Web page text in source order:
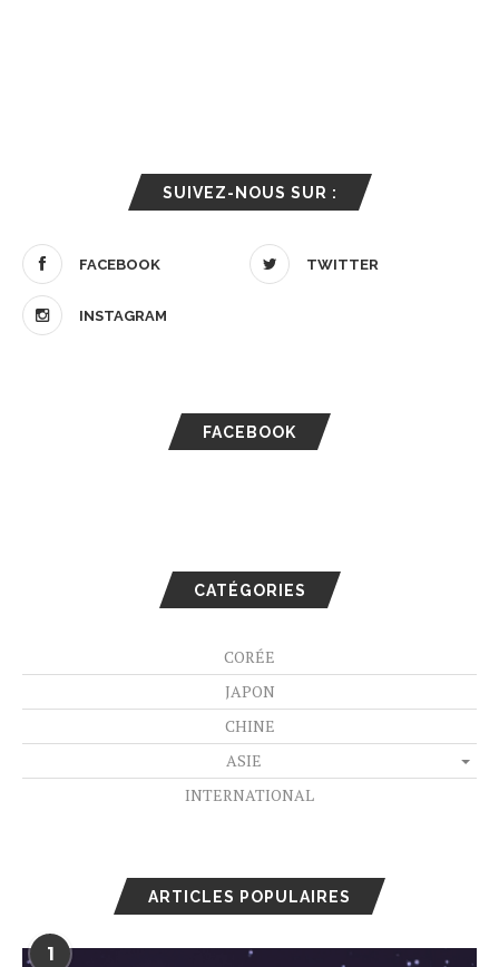
SUIVEZ-NOUS SUR :
FACEBOOK TWITTER
INSTAGRAM
FACEBOOK
CATÉGORIES
CORÉE
JAPON
CHINE
ASIE
INTERNATIONAL
ARTICLES POPULAIRES
1